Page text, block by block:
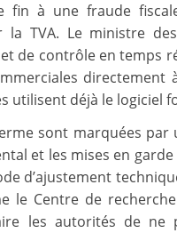
fin à une fraude
la TVA. Le ministre
de contrôle en temps
directement
utilisent déjà le logiciel
sont marquées
et les mises en
d’ajustement
le Centre de
les autorités de ne